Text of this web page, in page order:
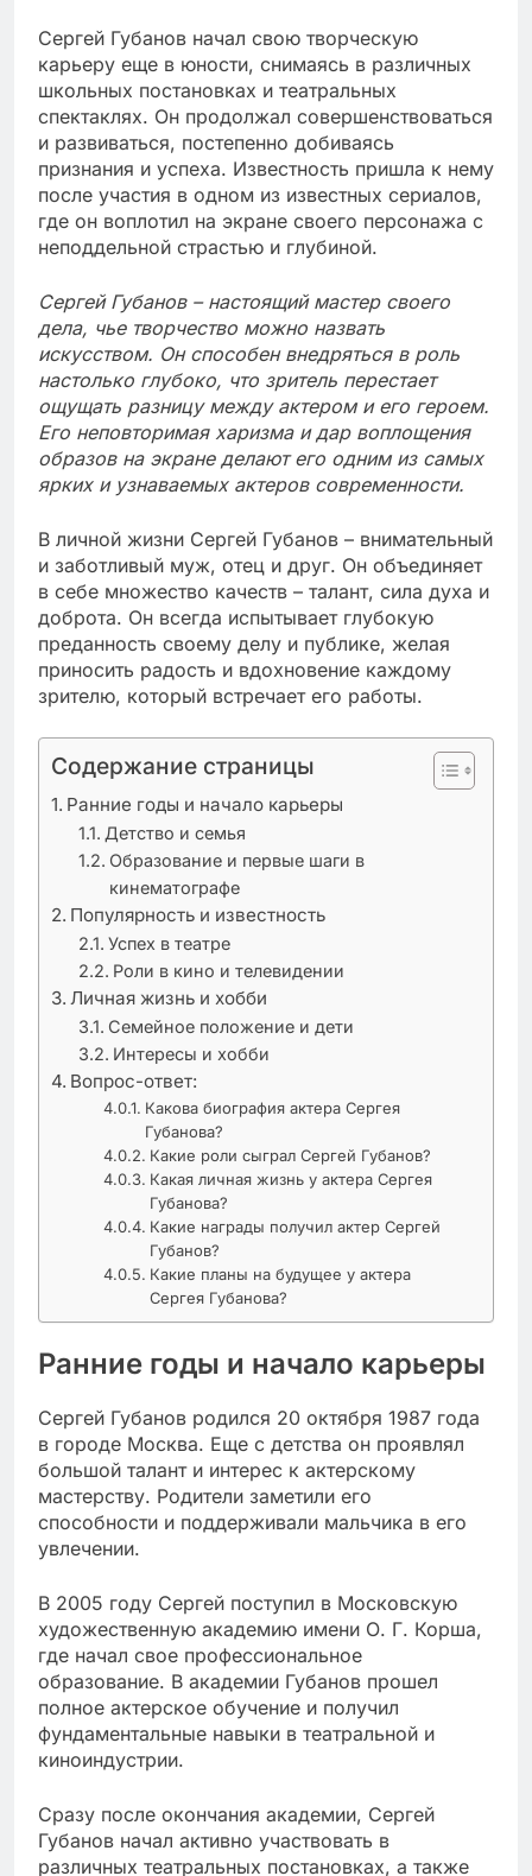
Сергей Губанов начал свою творческую
карьеру еще в юности, снимаясь в различных
школьных постановках и театральных
спектаклях. Он продолжал совершенствоваться
и развиваться, постепенно добиваясь
признания и успеха. Известность пришла к нему
после участия в одном из известных сериалов,
где он воплотил на экране своего персонажа с
неподдельной страстью и глубиной.
Сергей Губанов – настоящий мастер своего
дела, чье творчество можно назвать
искусством. Он способен внедряться в роль
настолько глубоко, что зритель перестает
ощущать разницу между актером и его героем.
Его неповторимая харизма и дар воплощения
образов на экране делают его одним из самых
ярких и узнаваемых актеров современности.
В личной жизни Сергей Губанов – внимательный
и заботливый муж, отец и друг. Он объединяет
в себе множество качеств – талант, сила духа и
доброта. Он всегда испытывает глубокую
преданность своему делу и публике, желая
приносить радость и вдохновение каждому
зрителю, который встречает его работы.
Содержание страницы
Ранние годы и начало карьеры
Детство и семья
Образование и первые шаги в
кинематографе
Популярность и известность
Успех в театре
Роли в кино и телевидении
Личная жизнь и хобби
Семейное положение и дети
Интересы и хобби
Вопрос-ответ:
Какова биография актера Сергея
Губанова?
Какие роли сыграл Сергей Губанов?
Какая личная жизнь у актера Сергея
Губанова?
Какие награды получил актер Сергей
Губанов?
Какие планы на будущее у актера
Сергея Губанова?
Ранние годы и начало карьеры
Сергей Губанов родился 20 октября 1987 года
в городе Москва. Еще с детства он проявлял
большой талант и интерес к актерскому
мастерству. Родители заметили его
способности и поддерживали мальчика в его
увлечении.
В 2005 году Сергей поступил в Московскую
художественную академию имени О. Г. Корша,
где начал свое профессиональное
образование. В академии Губанов прошел
полное актерское обучение и получил
фундаментальные навыки в театральной и
киноиндустрии.
Сразу после окончания академии, Сергей
Губанов начал активно участвовать в
различных театральных постановках, а также